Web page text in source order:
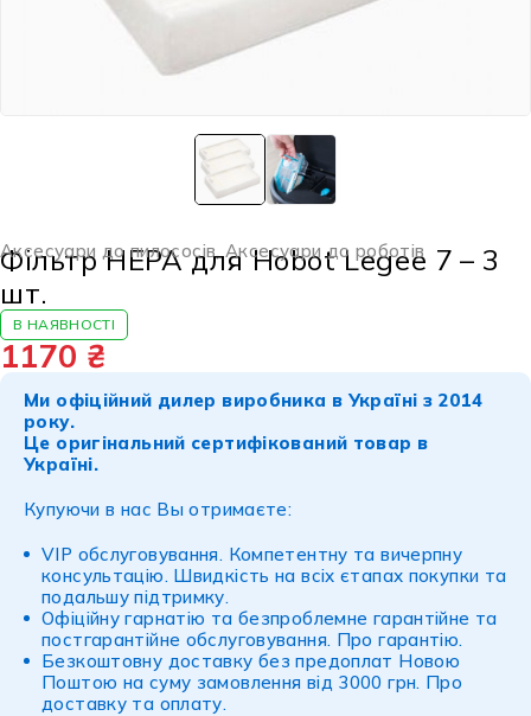
Аксесуари до пилососів,Аксесуари до роботів
Фільтр HEPA для Hobot Legee 7 – 3
шт.
В НАЯВНОСТІ
1170 ₴
Ми офіційний дилер виробника в Україні з 2014
року.
Це оригінальний сертифікований товар в
Україні.
Купуючи в нас Вы отримаєте:
VIP обслуговування. Компетентну та вичерпну
консультацію. Швидкість на всіх єтапах покупки та
подальшу підтримку.
Офіційну гарнатію та безпроблемне гарантійне та
постгарантійне обслуговування. Про гарантію.
Безкоштовну доставку без предоплат Новою
Поштою на суму замовлення від 3000 грн. Про
доставку та оплату.